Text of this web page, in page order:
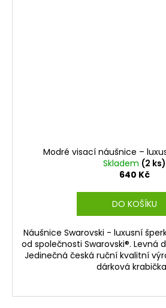
Modré visací náušnice –
Skladem (2 ks)
640 Kč
DO KOŠÍKU
Náušnice Swarovski - luxusní
od společnosti Swarovski®. Levná
Jedinečná česká ruční kvalitní
dárková